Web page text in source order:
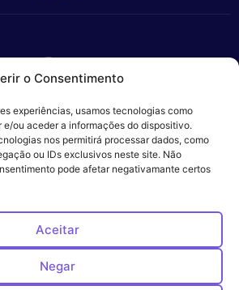
o Consentimento
experiências, usamos tecnologias como
ou aceder a informações do dispositivo.
nos permitirá processar dados, como
ou IDs exclusivos neste site. Não
pode afetar negativamante certos
Aceitar
Negar
Ética